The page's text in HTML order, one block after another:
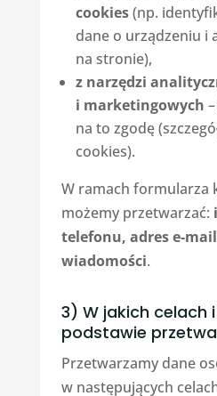
cookies(np.
dane o urządzeniu i
na stronie),
z narzędzi
i marketingowych
na to zgodę
cookies).
W ramach formularza
możemy przetwarzać:
telefonu, adres e-
wiadomości.
3) W jakich celach
podstawie
Przetwarzamy dane
w następujących